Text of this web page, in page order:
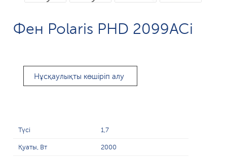
Фен Polaris PHD 2099ACi
Нұсқаулықты көшіріп алу
Түсі 1,7
Қуаты, Вт 2000